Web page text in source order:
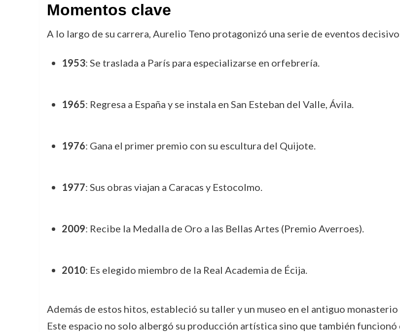
Momentos clave
A lo largo de su carrera, Aurelio Teno protagonizó una serie de eventos
1953: Se traslada a París para especializarse en orfebrería.
1965: Regresa a España y se instala en San Esteban del Valle, Ávila.
1976: Gana el primer premio con su escultura del Quijote.
1977: Sus obras viajan a Caracas y Estocolmo.
2009: Recibe la Medalla de Oro a las Bellas Artes (Premio Averroes).
2010: Es elegido miembro de la Real Academia de Écija.
Además de estos hitos, estableció su taller y un museo en el antiguo
Este espacio no solo albergó su producción artística sino que también funcionó